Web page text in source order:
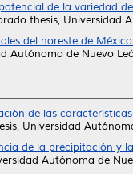
de la variedad
thesis, Universidad
del noreste de
Autónoma de Nuevo
de las
Universidad
de la precipitación y
Autónoma de